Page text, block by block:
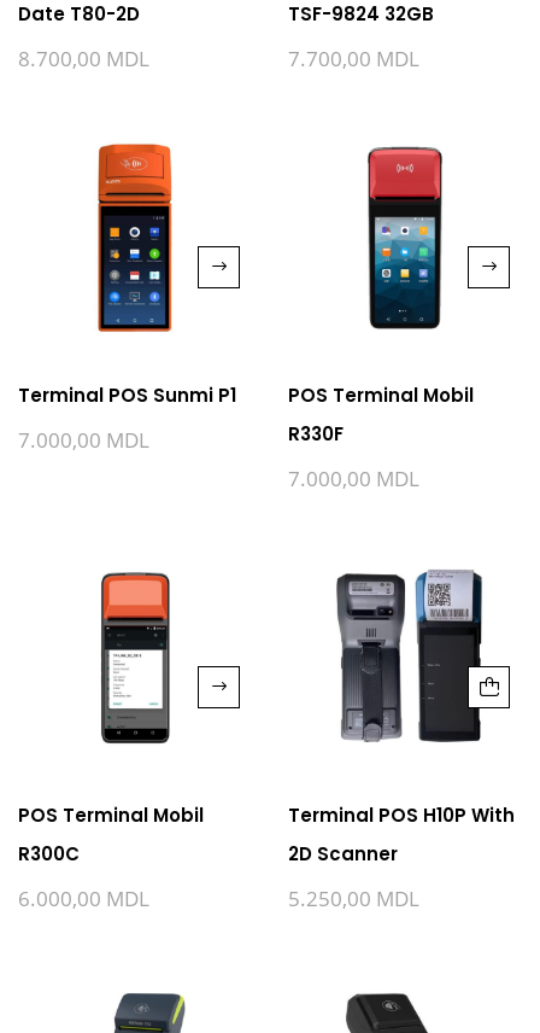
Date T80-2D
8.700,00 MDL
TSF-9824 32GB
7.700,00 MDL
Terminal POS Sunmi P1
7.000,00 MDL
POS Terminal Mobil
R330F
7.000,00 MDL
POS Terminal Mobil
R300C
6.000,00 MDL
Terminal POS H10P With
2D Scanner
5.250,00 MDL